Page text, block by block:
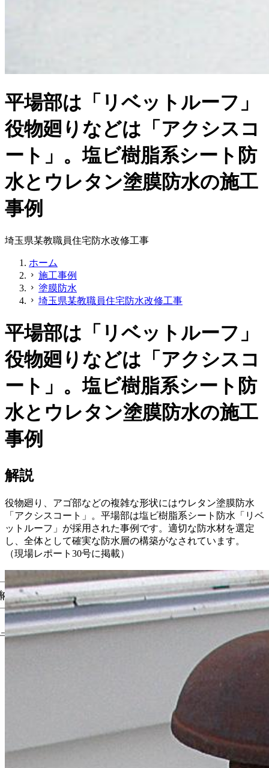
平場部は「リベットルーフ」
役物廻りなどは「アクシスコ
ート」。塩ビ樹脂系シート防
水とウレタン塗膜防水の施工
事例
埼玉県某教職員住宅防水改修工事
ホーム
chevron_right 施工事例
chevron_right 塗膜防水
chevron_right 埼玉県某教職員住宅防水改修工事
平場部は「リベットルーフ」
役物廻りなどは「アクシスコ
ート」。塩ビ樹脂系シート防
水とウレタン塗膜防水の施工
事例
解説
役物廻り、アゴ部などの複雑な形状にはウレタン塗膜防水
「アクシスコート」。平場部は塩ビ樹脂系シート防水「リベ
ットルーフ」が採用された事例です。適切な防水材を選定
し、全体として確実な防水層の構築がなされています。
（現場レポート30号に掲載）